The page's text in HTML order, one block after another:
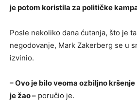
je potom koristila za političke
Posle nekoliko dana ćutanja, što je
negodovanje, Mark Zakerberg se u
izvinio.
– Ovo je bilo veoma ozbiljno
je žao – poručio je.